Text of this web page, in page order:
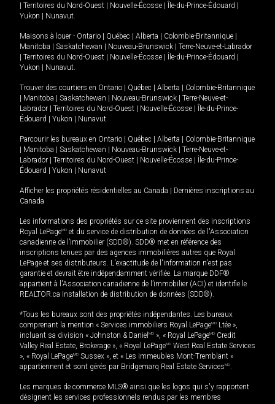
| Territoires du Nord-Ouest | Nouvelle-Écosse | Île-du-Prince-Édouard |
Yukon | Nunavut
Maisons à louer - Ontario | Québec | Alberta | Colombie-Britannique |
Manitoba | Saskatchewan | Nouveau-Brunswick | Terre-Neuve-et-Labrador
| Territoires du Nord-Ouest | Nouvelle-Écosse | Île-du-Prince-Édouard |
Yukon | Nunavut
Trouver des courtiers en Ontario | Québec | Alberta | Colombie-Britannique
| Manitoba | Saskatchewan | Nouveau-Brunswick | Terre-Neuve-et-
Labrador | Territoires du Nord-Ouest | Nouvelle-Écosse | Île-du-Prince-
Édouard | Yukon | Nunavut
Parcourir les bureaux en Ontario | Québec | Alberta | Colombie-Britannique
| Manitoba | Saskatchewan | Nouveau-Brunswick | Terre-Neuve-et-
Labrador | Territoires du Nord-Ouest | Nouvelle-Écosse | Île-du-Prince-
Édouard | Yukon | Nunavut
Afficher les propriétés résidentielles au Canada | Dernières inscriptions au
Canada
Les informations des propriétés sur ce site proviennent des inscriptions
Royal LePageMD et du service de distribution de données de l'Association
canadienne de l’immobilier (SDD®). SDD® met en référence des
inscriptions tenues par des agences immobilières autres que Royal
LePage et ses distributeurs. L'exactitude de l'information n'est pas
garantie et devrait être indépendamment vérifiée. La marque DDF®
appartient à l'Association canadienne de l’immobilier (ACI) et identifie le
REALTOR.ca Installation de distribution de données (SDD®).
*Tous les bureaux sont des propriétés indépendantes. Les bureaux
comprenant la mention « Services immobiliers Royal LePageMD Ltée »,
incluant sa division « Johnston & Daniel MD », « Royal LePageMD Credit
Valley Real Estate, Brokerage », « Royal LePageMD West Real Estate Services
», « Royal LePageMD Sussex », et « Les immeubles Mont-Tremblant »
appartiennent et sont gérés par Bridgemarq Real Estate ServicesMD
Les marques de commerce MLS® ainsi que les logos qui s'y rapportent
désignent les services professionnels rendus par les membres